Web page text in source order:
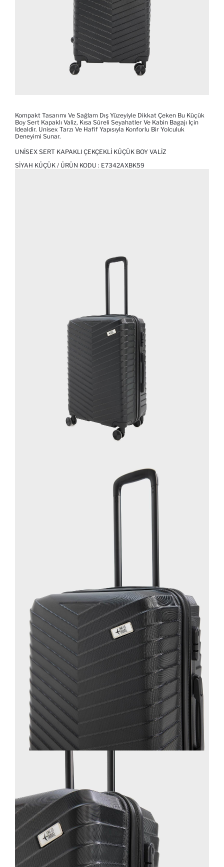
Kompakt Tasarımı Ve Sağlam Dış Yüzeyiyle Dikkat Çeken Bu Küçük
Boy Sert Kapaklı Valiz, Kısa Süreli Seyahatler Ve Kabin Bagajı Için
Idealdir. Unisex Tarzı Ve Hafif Yapısıyla Konforlu Bir Yolculuk
Deneyimi Sunar.
UNISEX SERT KAPAKLI ÇEKÇEKLI KÜÇÜK BOY VALIZ
SIYAH KÜÇÜK / ÜRÜN KODU : E7342AXBK59